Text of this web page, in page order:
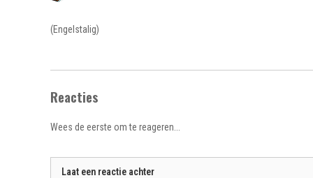
(Engelstalig)
Reacties
Wees de eerste om te reageren...
Laat een reactie achter